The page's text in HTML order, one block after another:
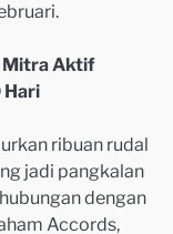
Mitra Aktif
Hari
ribuan rudal
jadi pangkalan
dengan
Accords,